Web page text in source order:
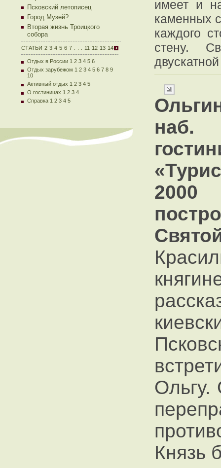
Псковский летописец
Город Музей?
Вторая жизнь Троицкого
собора
СТАТЬИ 2 3 4 5 6 7 11 12 13 14
Отдых в России 1 2 3 4 5 6
Отдых зарубежом 1 2 3 4 5 6 7 8 9
10
Активный отдых 1 2 3 4 5
О гостиницах 1 2 3 4
Справка 1 2 3 4 5
имеет и
каменных
каждого
стену.
Ольгу.
Князь